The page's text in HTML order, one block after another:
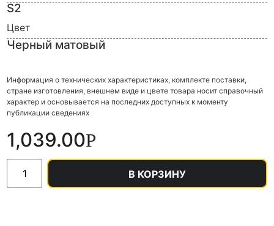
S2
Цвет
Черный матовый
Информация о технических характеристиках, комплекте поставки,
стране изготовления, внешнем виде и цвете товара носит справочный
характер и основывается на последних доступных к моменту
публикации сведениях
1,039.00Р
В КОРЗИНУ